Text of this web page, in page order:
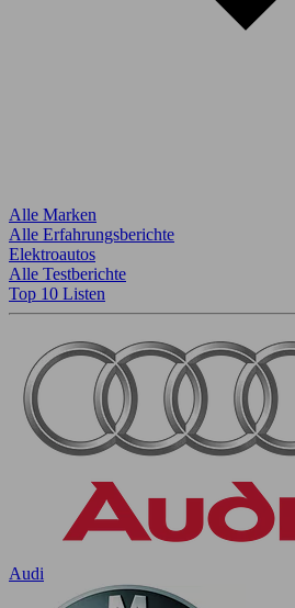
Alle Marken
Alle Erfahrungsberichte
Elektroautos
Alle Testberichte
Top 10 Listen
Audi